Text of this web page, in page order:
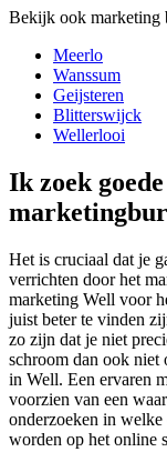
Bekijk ook marketing
Meerlo
Wanssum
Geijsteren
Blitterswijck
Wellerlooi
Ik zoek
Het is cruciaal dat je
verrichten door het
marketing Well voor
juist beter te vinden
zo zijn dat je niet
schroom dan ook niet
in Well. Een ervaren
voorzien van een
onderzoeken in
worden op het online